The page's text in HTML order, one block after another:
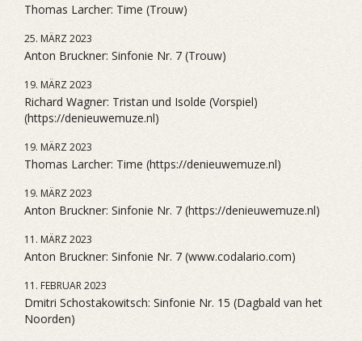
Thomas Larcher: Time (Trouw)
25. MÄRZ 2023
Anton Bruckner: Sinfonie Nr. 7 (Trouw)
19. MÄRZ 2023
Richard Wagner: Tristan und Isolde (Vorspiel)
(https://denieuwemuze.nl)
19. MÄRZ 2023
Thomas Larcher: Time (https://denieuwemuze.nl)
19. MÄRZ 2023
Anton Bruckner: Sinfonie Nr. 7 (https://denieuwemuze.nl)
11. MÄRZ 2023
Anton Bruckner: Sinfonie Nr. 7 (www.codalario.com)
11. FEBRUAR 2023
Dmitri Schostakowitsch: Sinfonie Nr. 15 (Dagbald van het
Noorden)